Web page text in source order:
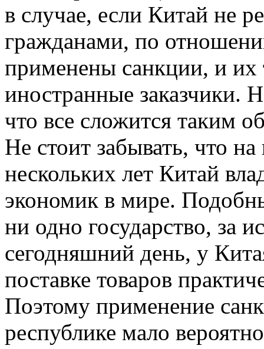
в случае, если Китай не
гражданами, по
применены санкции, и их
иностранные заказчики.
что все сложится таким
Не стоит забывать, что
нескольких лет Китай
экономик в мире.
ни одно государство,
сегодняшний день, у
поставке товаров
Поэтому применение
республике мало